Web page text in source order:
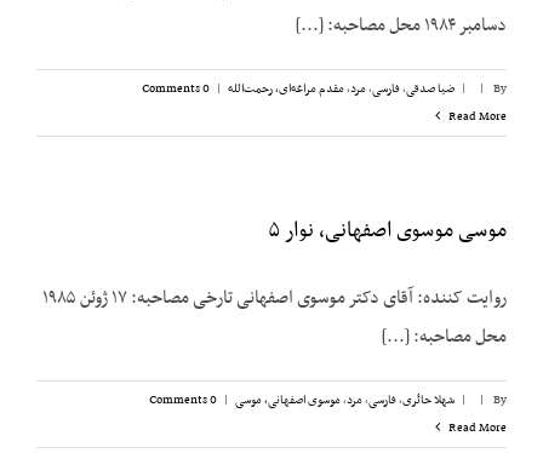
دسامبر ۱۹۸۴ محل مصاحبه: [...]
By
|
| ضیا صدقی,فارسی,مرد,مقدم مراغه‌ای، رحمت‌الله |
0 Comments
Read More
موسی موسوی اصفهانی، نوار ۵
روایت کننده: آقای دکتر موسوی اصفهانی تارخی مصاحبه‌: ۱۷ ژوئن ۱۹۸۵
محل مصاحبه‌: [...]
By
|
| شهلا حائری,فارسی,مرد,موسوی اصفهانی، موسی |
0 Comments
Read More